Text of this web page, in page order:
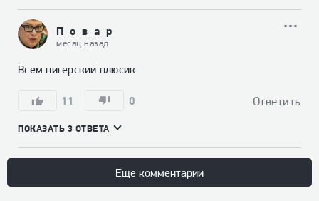
П_о_в_а_р
месяц назад
Всем нигерский плюсик
11 0 Ответить
ПОКАЗАТЬ 3 ОТВЕТА
Еще комментарии